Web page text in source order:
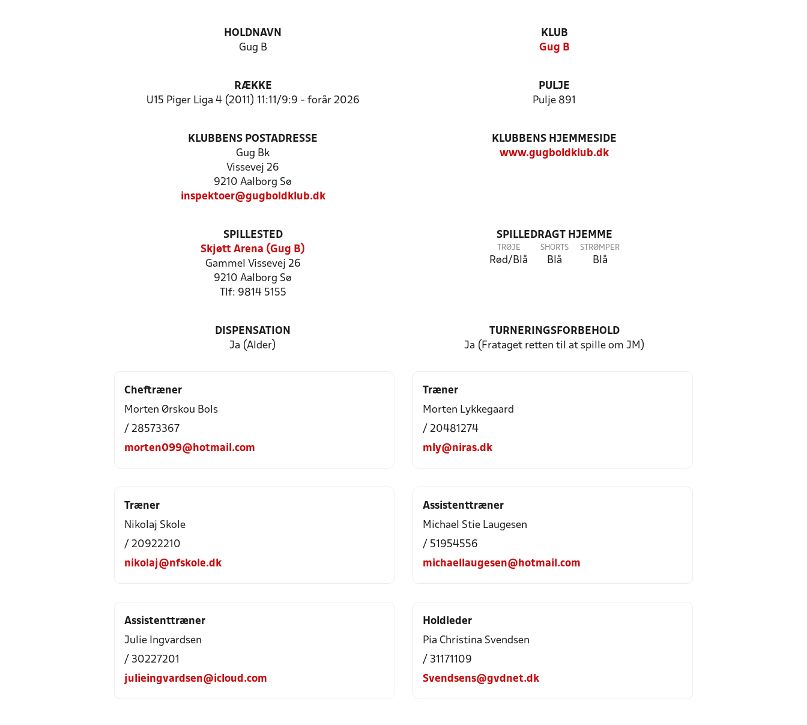
HOLDNAVN
Gug B
KLUB
Gug B
RÆKKE
U15 Piger Liga 4 (2011) 11:11/9:9 - forår 2026
PULJE
Pulje 891
KLUBBENS POSTADRESSE
Gug Bk
Vissevej 26
9210 Aalborg Sø
inspektoer@gugboldklub.dk
KLUBBENS HJEMMESIDE
www.gugboldklub.dk
SPILLESTED
Skjøtt Arena (Gug B)
Gammel Vissevej 26
9210 Aalborg Sø
Tlf: 9814 5155
SPILLEDRAGT HJEMME
TRØJE
Rød/Blå
SHORTS
Blå
STRØMPER
Blå
DISPENSATION
Ja (Alder)
TURNERINGSFORBEHOLD
Ja (Frataget retten til at spille om JM)
Cheftræner
Morten Ørskou Bols
/ 28573367
morten099@hotmail.com
Træner
Morten Lykkegaard
/ 20481274
mly@niras.dk
Træner
Nikolaj Skole
/ 20922210
nikolaj@nfskole.dk
Assistenttræner
Michael Stie Laugesen
/ 51954556
michaellaugesen@hotmail.com
Assistenttræner
Julie Ingvardsen
/ 30227201
julieingvardsen@icloud.com
Holdleder
Pia Christina Svendsen
/ 31171109
Svendsens@gvdnet.dk